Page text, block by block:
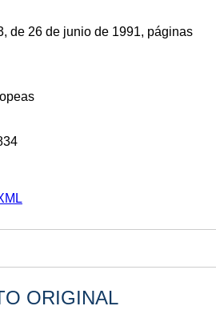
de 26 de junio de 1991, páginas
ORIGINAL